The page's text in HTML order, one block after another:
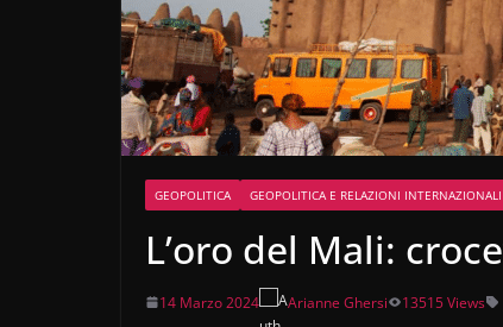
GEOPOLITICA GEOPOLITICA E RELAZIONI INTERNAZIONALI
L’oro del Mali:
14 Marzo 2024 Arianne Ghersi 13515 Views